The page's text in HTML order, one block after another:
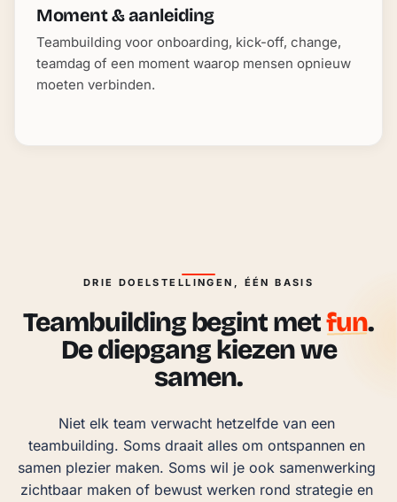
Moment & aanleiding
Teambuilding voor onboarding, kick-off, change,
teamdag of een moment waarop mensen opnieuw
moeten verbinden.
DRIE DOELSTELLINGEN, ÉÉN BASIS
Teambuilding begint metfun.
De diepgang kiezen we
samen.
Niet elk team verwacht hetzelfde van een
teambuilding. Soms draait alles om ontspannen en
samen plezier maken. Soms wil je ook samenwerking
zichtbaar maken of bewust werken rond strategie en